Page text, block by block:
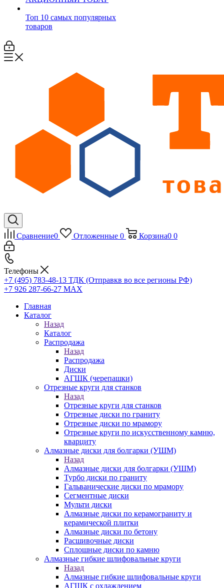
Топ 10 самых популярных
товаров
Сравнение0 Отложенные 0 Корзина0 0
Телефоны
+7 (495) 783-48-13 ТДК (Отправкв во все регионы РФ)
+7 926 287-66-27 МАХ
Главная
Каталог
Назад
Каталог
Распродажа
Назад
Распродажа
Диски
АГШК (черепашки)
Отрезные круги для станков
Назад
Отрезные круги для станков
Отрезные диски по граниту
Отрезные диски по мрамору
Отрезные круги по искусственному камню,
кварциту
Алмазные диски для болгарки (УШМ)
Назад
Алмазные диски для болгарки (УШМ)
Турбо диски по граниту
Гальванические диски по мрамору
Сегментные диски
Мульти диски
Алмазные диски по керамограниту и
керамической плитки
Алмазные диски по бетону
Расшивочные диски
Сплошные диски по камню
Алмазные гибкие шлифовальные круги
Назад
Алмазные гибкие шлифовальные круги
АГШК с охлаждением